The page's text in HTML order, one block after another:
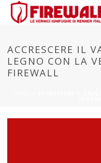
ACCRESCERE IL
LEGNO CON LA
FIREWALL